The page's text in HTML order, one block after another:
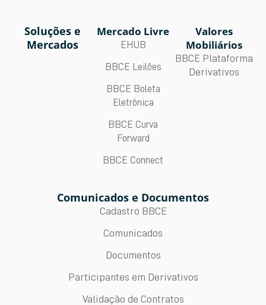
Soluções e
Mercados
Mercado Livre
EHUB
BBCE Leilões
BBCE Boleta
Eletrônica
BBCE Curva
Forward
BBCE Connect
Valores
Mobiliários
BBCE Plataforma
Derivativos
Comunicados e Documentos
Cadastro BBCE
Comunicados
Documentos
Participantes em Derivativos
Validação de Contratos